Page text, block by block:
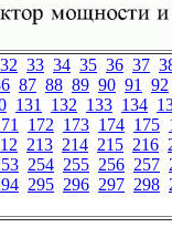
32 33 34 35 36 37
87 88 89 90 91 92
131 132 133 134
172 173 174 175
213 214 215 216
254 255 256 257
295 296 297 298